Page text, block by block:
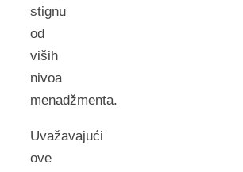
stignu
od
viših
nivoa
menadžmenta.
Uvažavajući
ove